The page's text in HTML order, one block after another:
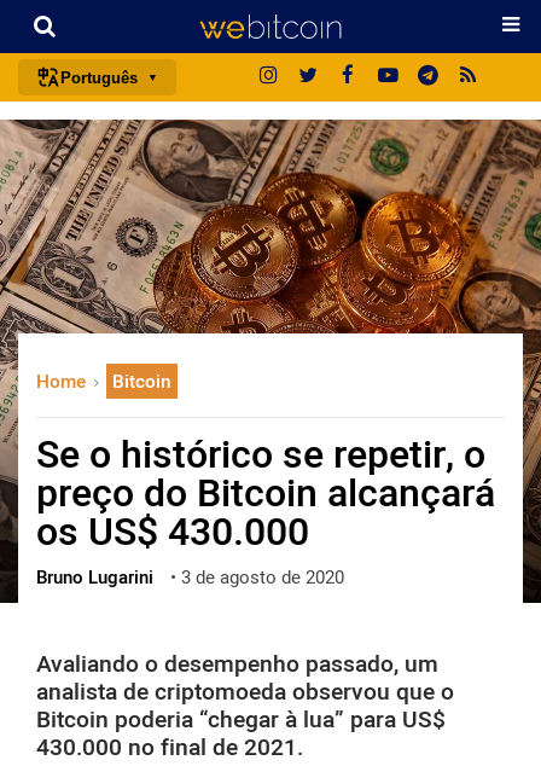
Português
português (BR)
english
español
français
italiano
deutsch
中文
한국어
العربية
ไทย
ქართული
vietnamese
Home Bitcoin
Se o histórico se repetir, o
preço do Bitcoin alcançará
os US$ 430.000
Bruno Lugarini • 3 de agosto de 2020
Avaliando o desempenho passado, um
analista de criptomoeda observou que o
Bitcoin poderia “chegar à lua” para US$
430.000 no final de 2021.